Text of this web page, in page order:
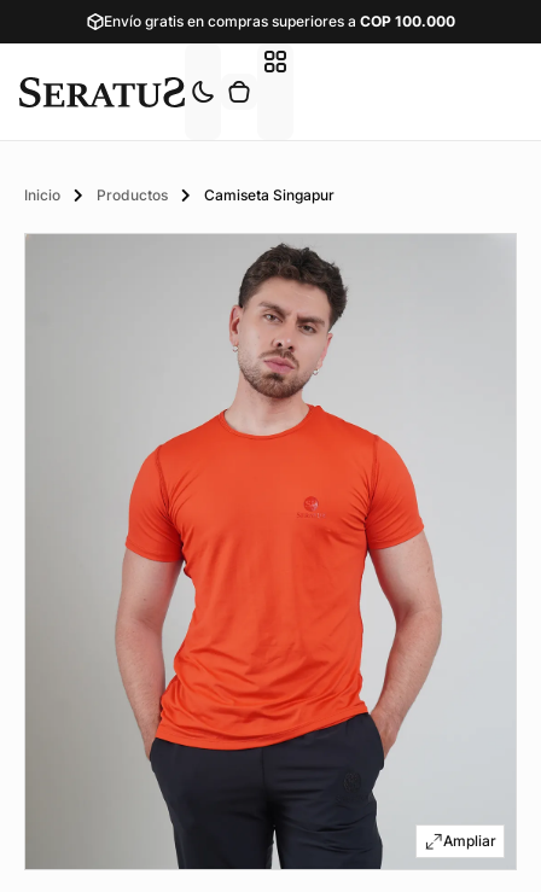
Envío gratis en compras superiores a COP100.000
Inicio Productos Camiseta Singapur